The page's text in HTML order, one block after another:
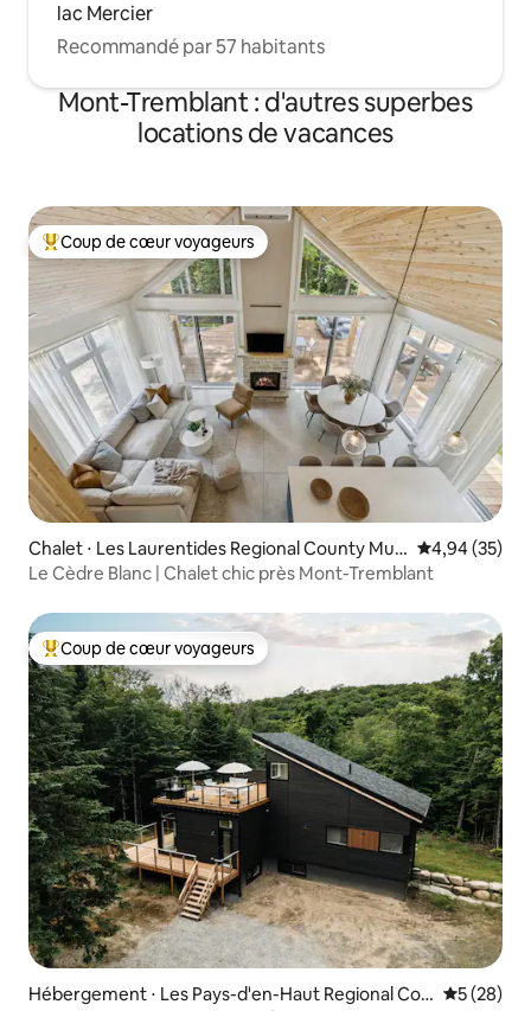
lac Mercier
Recommandé par 57 habitants
Mont-Tremblant : d'autres superbes
locations de vacances
Coups de cœur voyageurs les plus appréciés
Coup de cœur voyageurs
Chalet ⋅ Les Laurentides Regional County Mun
icipality
Évaluation
4,94 (35)
Le Cèdre Blanc | Chalet chic près Mont-Tremblant
Coups de cœur voyageurs les plus appréciés
Coup de cœur voyageurs
Hébergement ⋅ Les Pays-d'en-Haut Regional Cou
5 (28)